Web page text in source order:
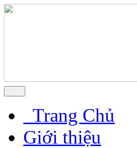
Trang Chủ
Giới thiệu